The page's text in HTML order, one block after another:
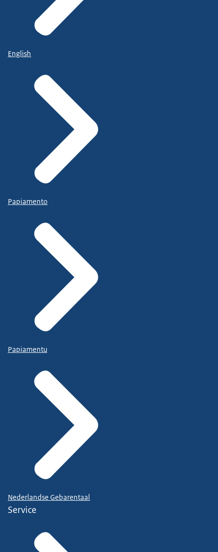
English
Papiamento
Papiamentu
Nederlandse Gebarentaal
Service